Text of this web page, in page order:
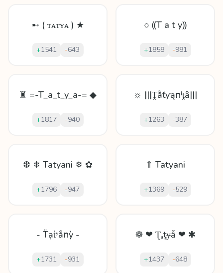
➸ ( ᴛᴀᴛʏᴀ ) ★
+1541 -643
○ ⸨T a t y⸩
+1858 -981
♜ =-T_a_t_y_a-= ◆
+1817 -940
☼ |||Ṱẵťƴąոⁱṱȃ|||
+1263 -387
❆ ❄ Tatyani ❄ ✿
+1796 -947
⇑ Tatyani
+1369 -529
- T̈ạṫʸẳոỳ -
+1731 -931
❁ ❤ Ʈₐţɏẫ ❤ ✱
+1437 -648